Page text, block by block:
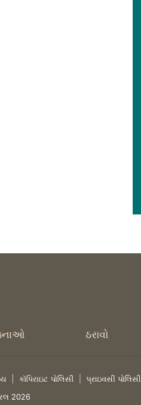
ઠરાવો
કૉપિરાઇટ પોલિસી પ્રાઇવસી પોલિસી
2026